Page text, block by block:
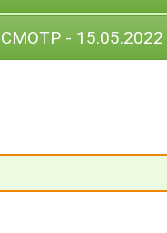
- 15.05.2022